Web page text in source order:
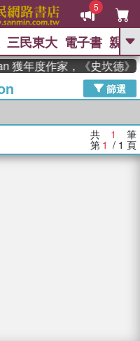
5
GO
野圭吾 高希均教授回憶錄
、 父親節 、 如果歷
遊錄、 方念華 、 台灣的李
數學女孩：黎曼猜想 、
神經
三民東大 電子書 親子
獲年度作家，《史坎德》
篩選
共 1 筆
第 1 / 1 頁